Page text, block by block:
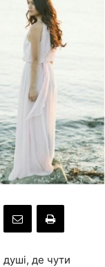
душі, де чути